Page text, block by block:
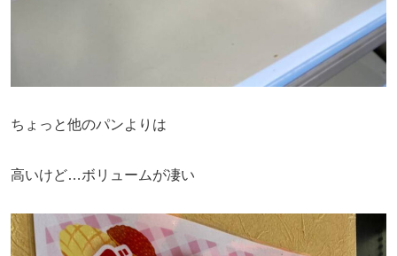
ちょっと他のパンよりは
高いけど…ボリュームが凄い